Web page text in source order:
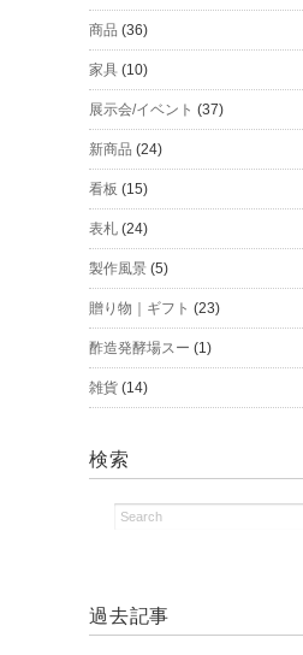
商品 (36)
家具 (10)
展示会/イベント (37)
新商品 (24)
看板 (15)
表札 (24)
製作風景 (5)
贈り物｜ギフト (23)
酢造発酵場スー (1)
雑貨 (14)
検索
過去記事